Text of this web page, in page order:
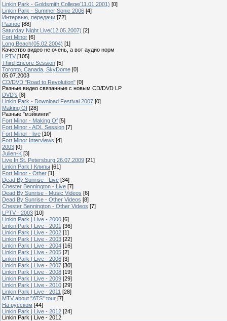
Linkin Park - Goldsmith College(11.01.2001) [0]
Linkin Park - Summer Sonic 2006 [4]
Интервью, передачи [72]
Разное [88]
Saturday Night Live(12.05.2007) [2]
Fort Minor [6]
Long Beach(05.02.2004) [1]
Качество видео не очень, а вот аудио норм
LPTV [105]
Third Encore Session [5]
Toronto, Canada, SkyDome [0]
05.07.2003
CD/DVD "Road to Revolution" [0]
Разные видео связанные с новым CD/DVD LP
DVD's [8]
Linkin Park - Download Festival 2007 [0]
Making Of [28]
Разные "мэйкинги"
Fort Minor - Making Of [5]
Fort Minor - AOL Session [7]
Fort Minor - live [10]
Fort Minor Interviews [4]
2003 [0]
Julien-K [3]
Live In St. Petersburg 26.07.2009 [21]
Linkin Park | Клипы [61]
Fort Minor - Other [1]
Dead By Sunrise - Live [34]
Chester Bennington - Live [7]
Dead By Sunrise - Music Videos [6]
Dead By Sunrise - Other Videos [8]
Chester Bennington - Other Videos [7]
LPTV - 2003 [10]
Linkin Park | Live - 2000 [6]
Linkin Park | Live - 2001 [36]
Linkin Park | Live - 2002 [1]
Linkin Park | Live - 2003 [22]
Linkin Park | Live - 2004 [16]
Linkin Park | Live - 2005 [2]
Linkin Park | Live - 2006 [3]
Linkin Park | Live - 2007 [30]
Linkin Park | Live - 2008 [19]
Linkin Park | Live - 2009 [29]
Linkin Park | Live - 2010 [29]
Linkin Park | Live - 2011 [28]
MTV about "ATS" tour [7]
На русском [44]
Linkin Park | Live - 2012 [24]
Linkin Park | Live - 2012